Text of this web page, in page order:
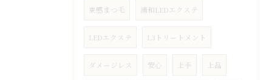
束感まつ毛 浦和LEDエクステ
LEDエクステ L3トリートメント
ダメージレス 安心 上手 上品